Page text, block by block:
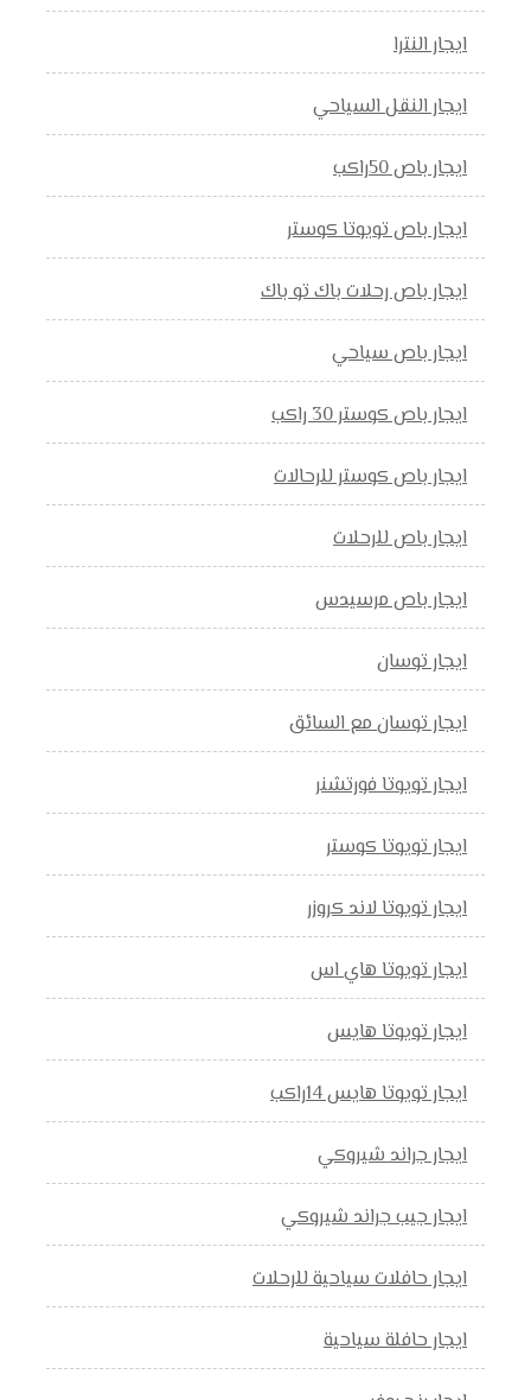
ايجار النترا
ايجار النقل السياحي
ايجار باص 50راكب
ايجار باص تويوتا كوستر
ايجار باص رحلات باك تو باك
ايجار باص سياحي
ايجار باص كوستر 30 راكب
ايجار باص كوستر للرحالات
ايجار باص للرحلات
ايجار باص مرسيدس
ايجار توسان
ايجار توسان مع السائق
ايجار تويوتا فورتشنر
ايجار تويوتا كوستر
ايجار تويوتا لاند كروزر
ايجار تويوتا هاي اس
ايجار تويوتا هايس
ايجار تويوتا هايس 14راكب
ايجار جراند شيروكي
ايجار جيب جراند شيروكي
ايجار حافلات سياحية للرحلات
ايجار حافلة سياحية